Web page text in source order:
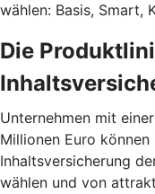
wählen: Basis, Smart,
Die
Unternehmen mit
Millionen Euro
Inhaltsversicherung
wählen und von